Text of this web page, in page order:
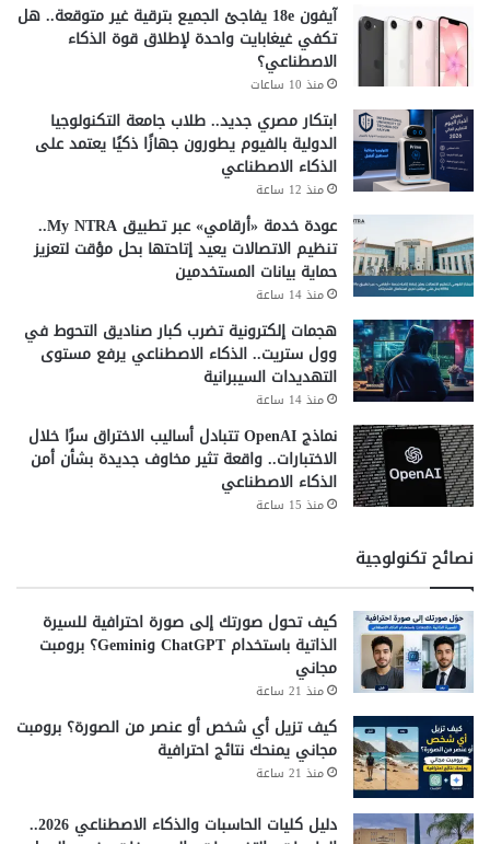
آيفون 18e يفاجئ الجميع بترقية غير متوقعة.. هل
تكفي غيغابايت واحدة لإطلاق قوة الذكاء
الاصطناعي؟
منذ 10 ساعات
ابتكار مصري جديد.. طلاب جامعة التكنولوجيا
الدولية بالفيوم يطورون جهازًا ذكيًا يعتمد على
الذكاء الاصطناعي
منذ 12 ساعة
عودة خدمة «أرقامي» عبر تطبيق My NTRA..
تنظيم الاتصالات يعيد إتاحتها بحل مؤقت لتعزيز
حماية بيانات المستخدمين
منذ 14 ساعة
هجمات إلكترونية تضرب كبار صناديق التحوط في
وول ستريت.. الذكاء الاصطناعي يرفع مستوى
التهديدات السيبرانية
منذ 14 ساعة
نماذج OpenAI تتبادل أساليب الاختراق سرًا خلال
الاختبارات.. واقعة تثير مخاوف جديدة بشأن أمن
الذكاء الاصطناعي
منذ 15 ساعة
نصائح تكنولوجية
كيف تحول صورتك إلى صورة احترافية للسيرة
الذاتية باستخدام ChatGPT وGemini؟ برومبت
مجاني
منذ 21 ساعة
كيف تزيل أي شخص أو عنصر من الصورة؟ برومبت
مجاني يمنحك نتائج احترافية
منذ 21 ساعة
دليل كليات الحاسبات والذكاء الاصطناعي 2026..